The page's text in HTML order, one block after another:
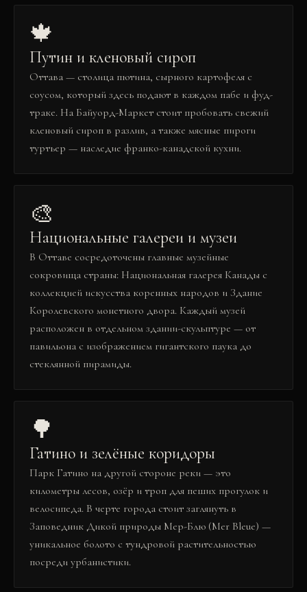
🍁
Путин и кленовый сироп
Оттава — столица пютина, сырного картофеля с
соусом, который здесь подают в каждом пабе и фуд-
траке. На Байуорд-Маркет стоит пробовать свежий
кленовый сироп в разлив, а также мясные пироги
туртьер — наследие франко-канадской кухни.
🎨
Национальные галереи и музеи
В Оттаве сосредоточены главные музейные
сокровища страны: Национальная галерея Канады с
коллекцией искусства коренных народов и Здание
Королевского монетного двора. Каждый музей
расположен в отдельном здании-скульптуре — от
павильона с изображением гигантского паука до
стеклянной пирамиды.
🌳
Гатино и зелёные коридоры
Парк Гатино на другой стороне реки — это
километры лесов, озёр и троп для пеших прогулок и
велосипеда. В черте города стоит заглянуть в
Заповедник Дикой природы Мер-Блю (Mer Bleue) —
уникальное болото с тундровой растительностью
посреди урбанистики.